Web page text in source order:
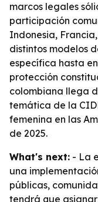
marcos legales
participación
Indonesia,
distintos modelos
específica hasta
protección
colombiana llega
temática de la
femenina en las
de 2025.
What's next: - La
una
públicas,
tendrá que